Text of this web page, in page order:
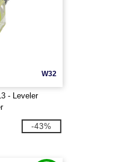
W32
- Leveler
-43%